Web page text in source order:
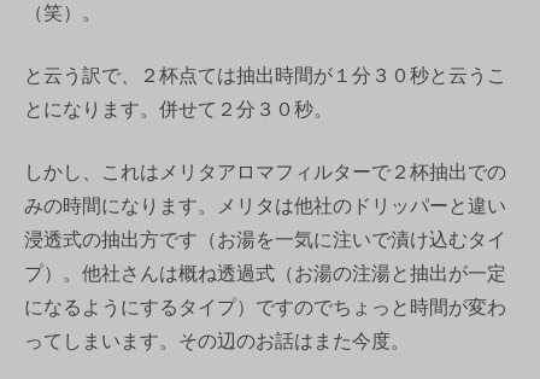
（笑）。
と云う訳で、２杯点ては抽出時間が１分３０秒と云うこ
とになります。併せて２分３０秒。
しかし、これはメリタアロマフィルターで２杯抽出での
みの時間になります。メリタは他社のドリッパーと違い
浸透式の抽出方です（お湯を一気に注いで漬け込むタイ
プ）。他社さんは概ね透過式（お湯の注湯と抽出が一定
になるようにするタイプ）ですのでちょっと時間が変わ
ってしまいます。その辺のお話はまた今度。